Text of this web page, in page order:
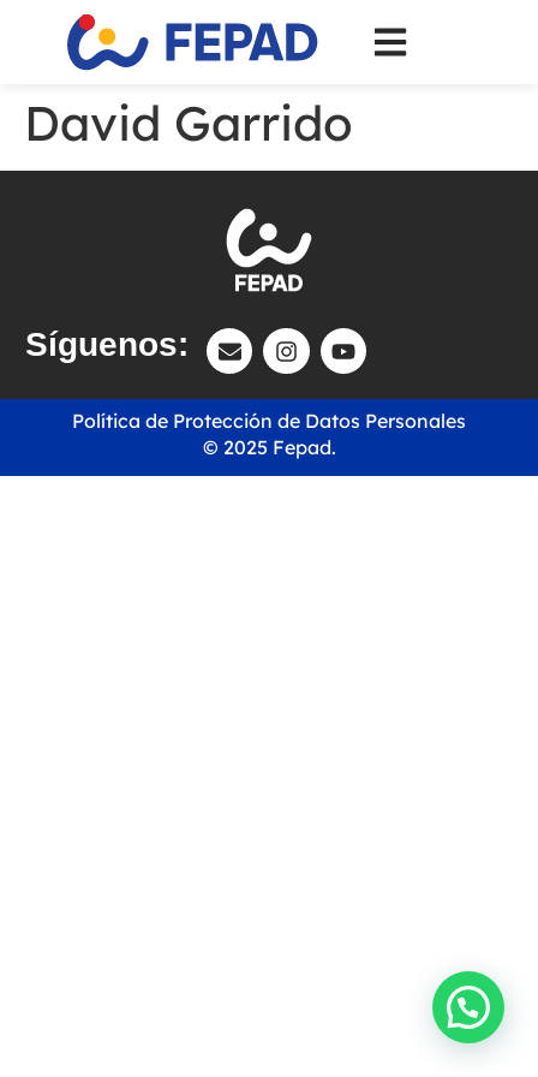
David Garrido
Síguenos:
© 2025 Fepad.
Política de Protección de Datos Personales